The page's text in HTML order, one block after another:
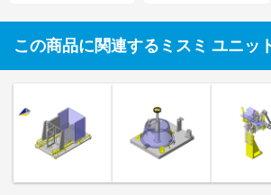
この商品に関連するミスミ ユニッ